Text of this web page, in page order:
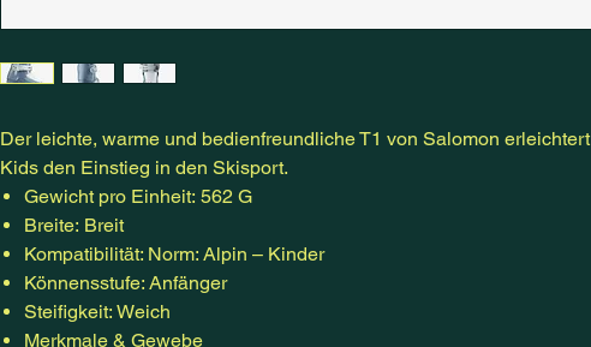
Der leichte, warme und bedienfreundliche T1 von Salomon erleichtert
Kids den Einstieg in den Skisport.
Gewicht pro Einheit: 562 G
Breite: Breit
Kompatibilität: Norm: Alpin – Kinder
Könnensstufe: Anfänger
Steifigkeit: Weich
Merkmale & Gewebe